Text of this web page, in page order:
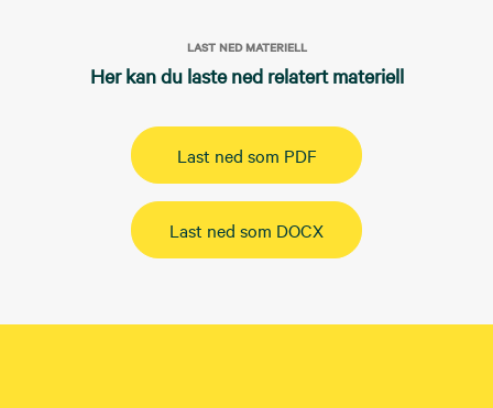
LAST NED MATERIELL
Her kan du laste ned relatert materiell
Last ned som PDF
Last ned som DOCX